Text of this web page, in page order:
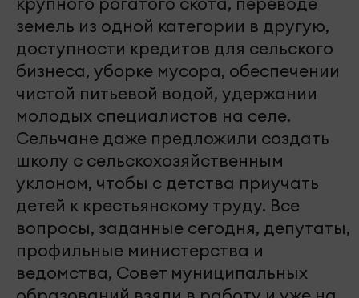
земель из одной категории в другую,
доступности кредитов для сельского
бизнеса, уборке мусора, обеспечении
чистой питьевой водой, удержании
молодых специалистов на селе.
Сельчане даже предложили создать
школу с сельскохозяйственным
уклоном, чтобы с детства приучать
детей к крестьянскому труду. Все
вопросы, заданные сегодня, депутаты,
профильные министерства и
ведомства, Совет муниципальных